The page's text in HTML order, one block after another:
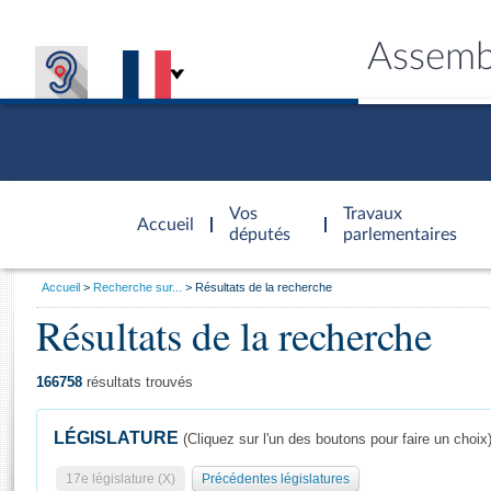
Accueil
d'accueil
Vos
députés
Travaux
parlementaires
Général
Vous
Accueil Recherche sur... Résultats de la recherche
Résultats de la recherche
166758 résultats trouvés
LÉGISLATURE (Cliquez sur l'un des boutons pour faire un choix)
17e législature (X) Précédentes législatures